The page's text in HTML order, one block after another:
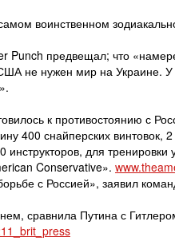
воинственном
Punch предвещал; что
не нужен мир на Украине.
к противостоянию с
400 снайперских винтовок,
инструкторов, для
Conservative».
с Россией», заявил
сравнила Путина с